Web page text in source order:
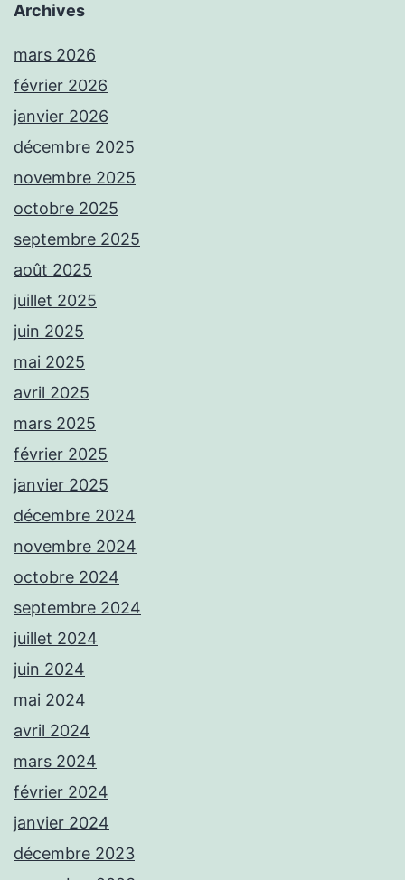
Archives
mars 2026
février 2026
janvier 2026
décembre 2025
novembre 2025
octobre 2025
septembre 2025
août 2025
juillet 2025
juin 2025
mai 2025
avril 2025
mars 2025
février 2025
janvier 2025
décembre 2024
novembre 2024
octobre 2024
septembre 2024
juillet 2024
juin 2024
mai 2024
avril 2024
mars 2024
février 2024
janvier 2024
décembre 2023